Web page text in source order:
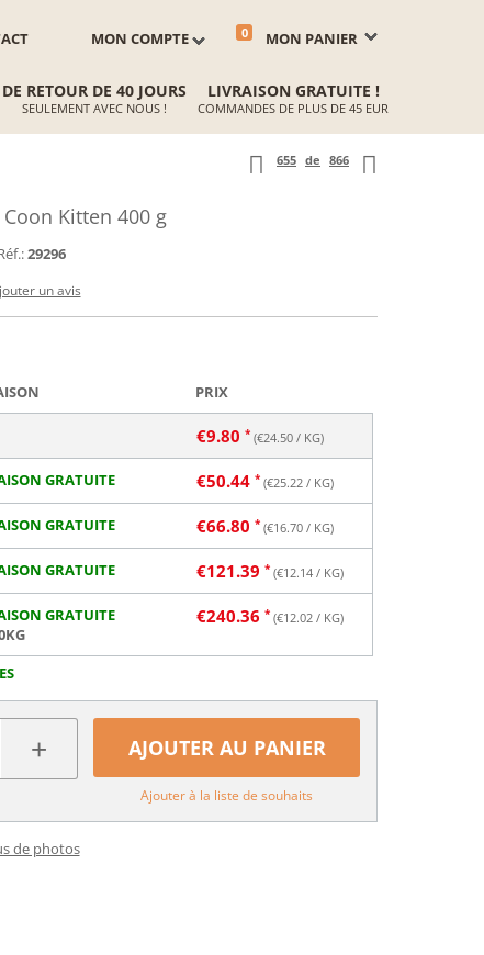
MON PANIER
0
MON COMPTE
DE RETOUR DE 40 JOURS
SEULEMENT AVEC NOUS !
LIVRAISON GRATUITE !
COMMANDES DE PLUS DE 45 EUR
655 de 866
Coon Kitten 400 g
29296
un avis
PRIX
€9.80 (€24.50/ KG)
GRATUITE €50.44 (€25.22/ KG)
GRATUITE €66.80 (€16.70/ KG)
GRATUITE €121.39 (€12.14/ KG)
GRATUITE
€240.36 (€12.02/ KG)
+ AJOUTER AU PANIER
Ajouter à la liste de souhaits
de photos